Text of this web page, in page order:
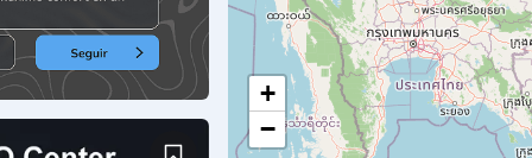
+
−